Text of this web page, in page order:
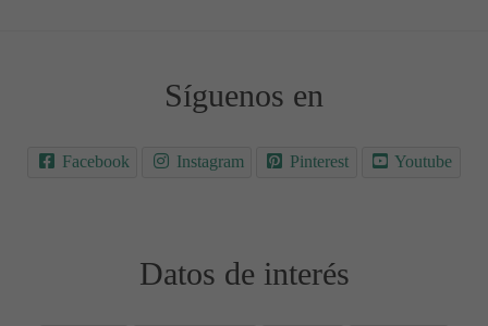
Síguenos en
Facebook Instagram Pinterest Youtube
Datos de interés